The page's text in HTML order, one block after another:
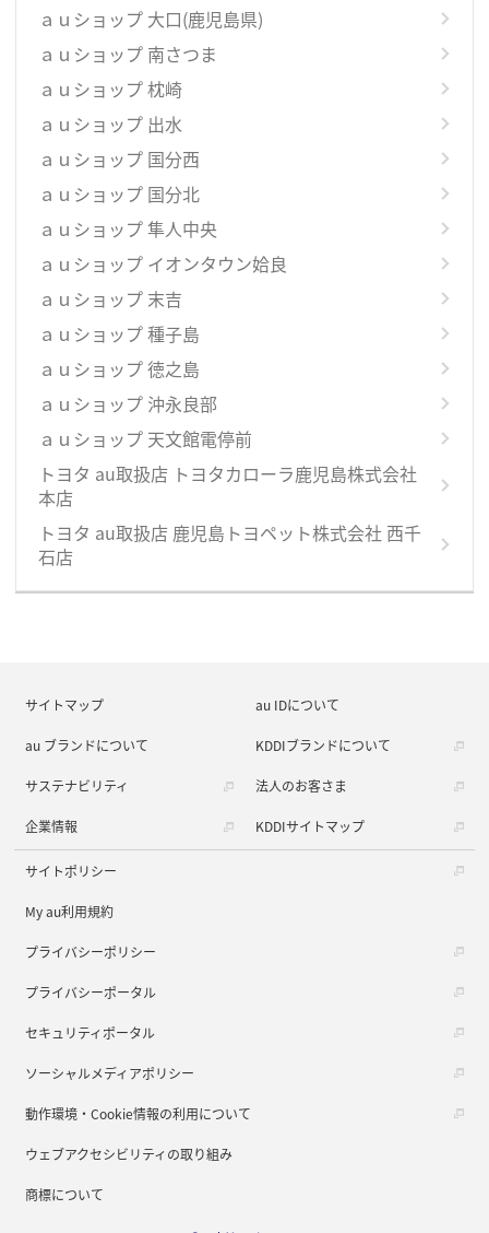
ａｕショップ 大口(鹿児島県)
ａｕショップ 南さつま
ａｕショップ 枕崎
ａｕショップ 出水
ａｕショップ 国分西
ａｕショップ 国分北
ａｕショップ 隼人中央
ａｕショップ イオンタウン姶良
ａｕショップ 末吉
ａｕショップ 種子島
ａｕショップ 徳之島
ａｕショップ 沖永良部
ａｕショップ 天文館電停前
トヨタ au取扱店 トヨタカローラ鹿児島株式会社
本店
トヨタ au取扱店 鹿児島トヨペット株式会社 西千
石店
サイトマップ au IDについて
au ブランドについて KDDIブランドについて
サステナビリティ 法人のお客さま
企業情報 KDDIサイトマップ
サイトポリシー
My au利用規約
プライバシーポリシー
プライバシーポータル
セキュリティポータル
ソーシャルメディアポリシー
動作環境・Cookie情報の利用について
ウェブアクセシビリティの取り組み
商標について